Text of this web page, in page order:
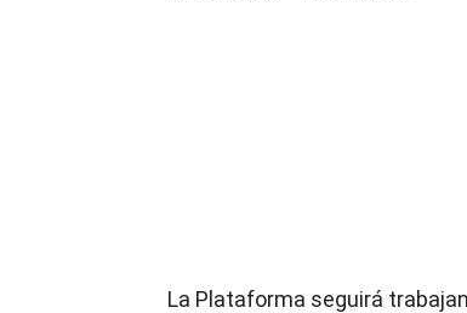
La Plataforma seguirá